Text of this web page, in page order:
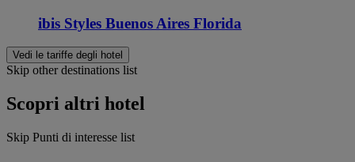
ibis Styles Buenos Aires Florida
Vedi le tariffe degli hotel
Skip other destinations list
Scopri altri hotel
Skip Punti di interesse list